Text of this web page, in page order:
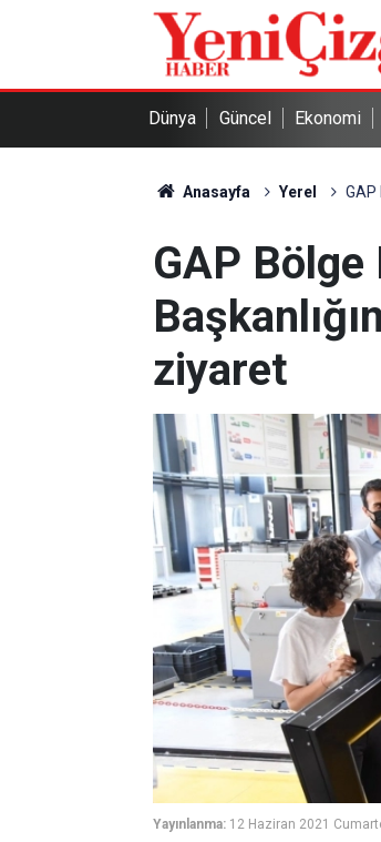
Dünya Güncel Ekonomi
Anasayfa Yerel GAP
GAP Bölge
ziyaret
Yayınlanma: 12 Haziran 2021